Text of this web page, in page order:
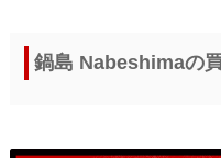
鍋島 Nabeshimaの